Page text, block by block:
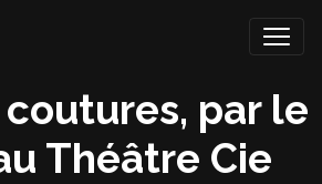
par le
Théâtre Cie